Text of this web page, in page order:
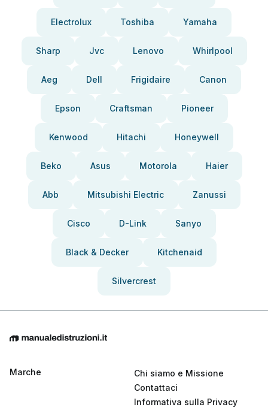
Electrolux Toshiba Yamaha
Sharp Jvc Lenovo Whirlpool
Aeg Dell Frigidaire Canon
Epson Craftsman Pioneer
Kenwood Hitachi Honeywell
Beko Asus Motorola Haier
Abb Mitsubishi Electric Zanussi
Cisco D-Link Sanyo
Black & Decker Kitchenaid
Silvercrest
Marche
Chi siamo e Missione
Contattaci
Informativa sulla Privacy